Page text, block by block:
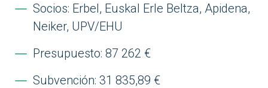
Socios: Erbel, Euskal Erle Beltza, Apidena,
Neiker, UPV/EHU
Presupuesto: 87 262 €
Subvención: 31 835,89 €